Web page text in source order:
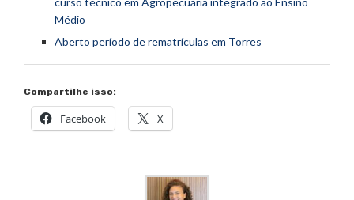
Médio
Aberto período de rematrículas em Torres
Compartilhe isso:
Facebook X